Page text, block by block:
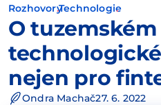
RozhovoryTechnologie
O tuzemském
nejen pro
Ondra Machač27. 6. 2022